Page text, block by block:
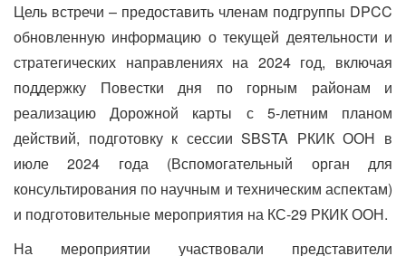
Цель встречи – предоставить членам подгруппы DPCC
обновленную информацию о текущей деятельности и
стратегических направлениях на 2024 год, включая
поддержку Повестки дня по горным районам и
реализацию Дорожной карты с 5-летним планом
действий, подготовку к сессии SBSTA РКИК ООН в
июле 2024 года (Вспомогательный орган для
консультирования по научным и техническим аспектам)
и подготовительные мероприятия на КС-29 РКИК ООН.
На мероприятии участвовали представители